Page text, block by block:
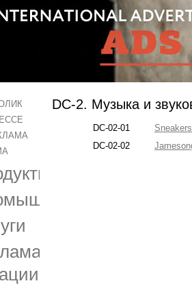
питания и
товары
рекламных
DC-2. Музыка и
DC-02-01
DC-02-02